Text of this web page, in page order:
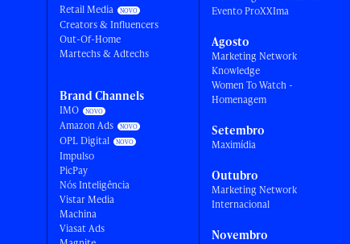
Retail Media
Creators & Influencers
Out-Of-Home
Martechs & Adtechs
Brand Channels
IMO
Amazon Ads
OPL Digital
Impulso
PicPay
Nós Inteligência
Vistar Media
Machina
Viasat Ads
Evento ProXXIma
Agosto
Marketing Network
Knowledge
Women To Watch -
Homenagem
Setembro
Maximídia
Outubro
Marketing Network
Internacional
Novembro